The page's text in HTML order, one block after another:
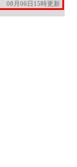
08月06日15時更新